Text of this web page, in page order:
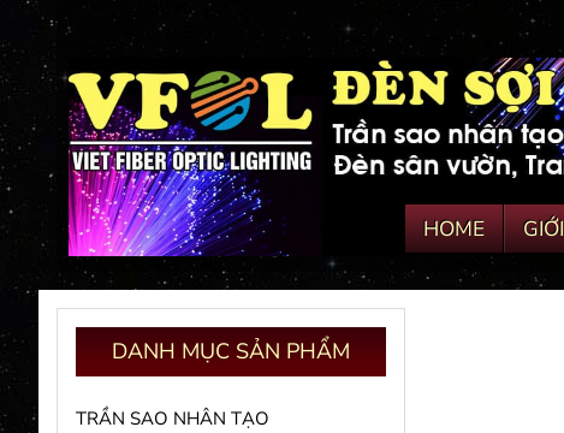
HOME
DANH MỤC SẢN PHẨM
TRẦN SAO NHÂN TẠO